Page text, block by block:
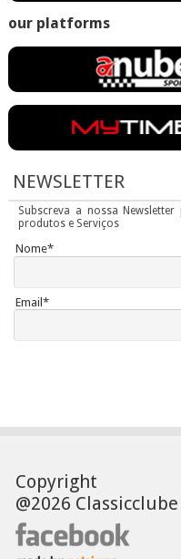
our platforms
NEWSLETTER
Subscreva a nossa
produtos e Serviços
Nome*
Email*
Copyright
@2026 Classicclube